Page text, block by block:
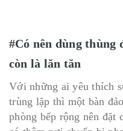
#Có nên dùng thùng
còn là lăn tăn
Với những ai yêu thích
trùng lặp thì một bàn
phòng bếp rộng nên đặt